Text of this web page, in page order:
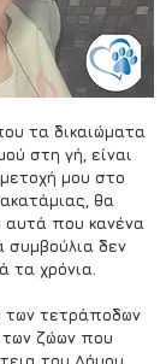
τα δικαιώματα
στη γή, είναι
μου στο
θα
που κανένα
συμβούλια δεν
τα χρόνια.
των τετράποδων
των ζώων που